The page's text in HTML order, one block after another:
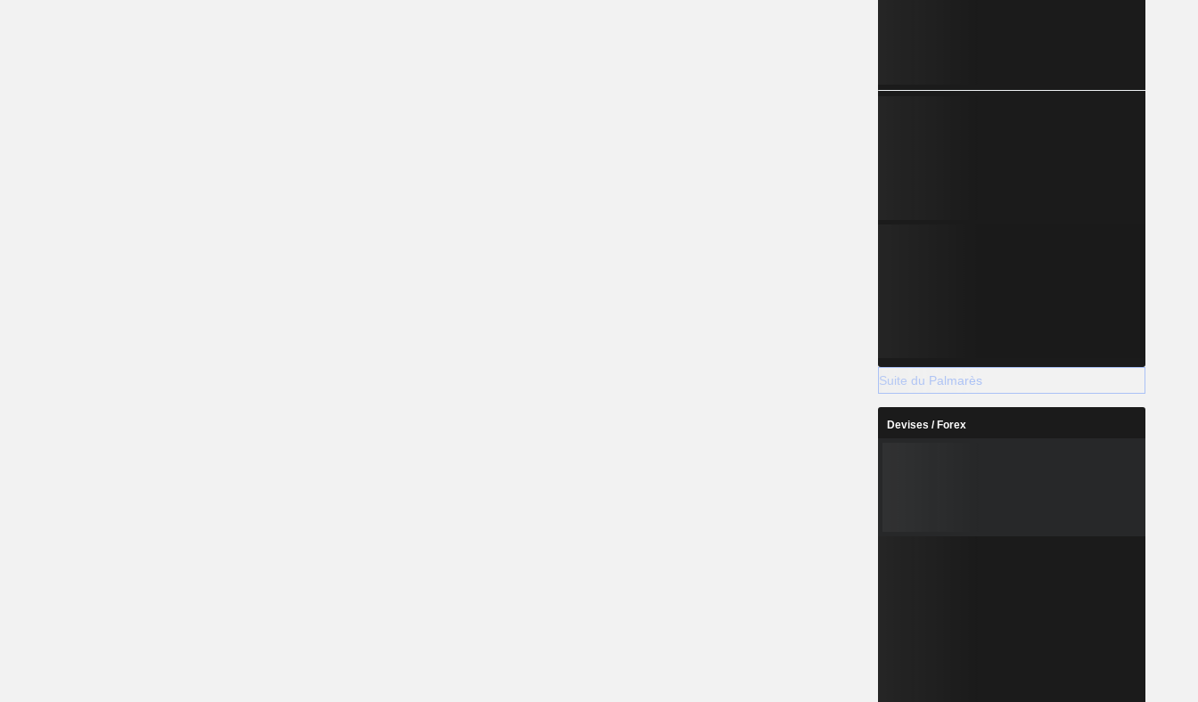
Suite du Palmarès
Devises / Forex